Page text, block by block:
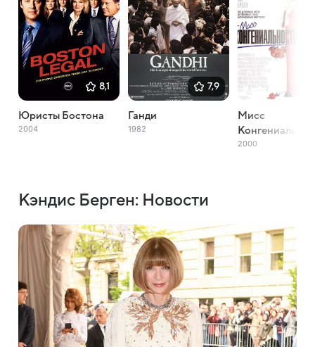
8,1
Юристы Бостона
2004
7,9
Ганди
1982
Мисс
2000
Кэндис Берген: Новости